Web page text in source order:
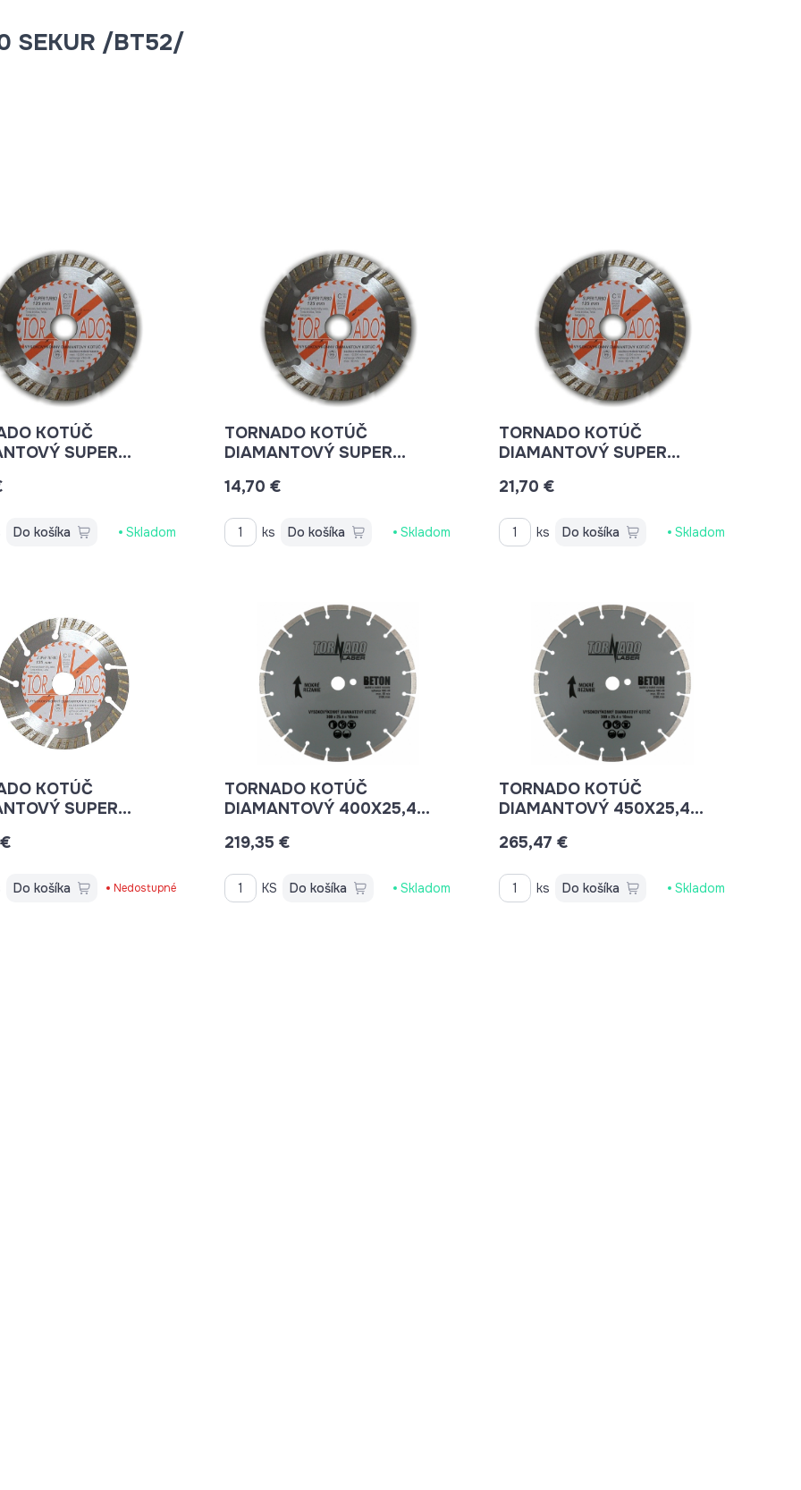
SEKUR /BT52/
KOTÚČ
SUPER
BETON, BETON,
Do košíka Skladom
TORNADO KOTÚČ
DIAMANTOVÝ SUPER
ARMOVANÝ BETON, BETON,
TEHLA
14,70 €
ks Do košíka Skladom
TORNADO KOTÚČ
DIAMANTOVÝ SUPER
ARMOVANÝ BETON, BETON,
TEHLA
21,70 €
ks Do košíka Skladom
KOTÚČ
SUPER
BETON, BETON,
Do košíka Nedostupné
TORNADO KOTÚČ
DIAMANTOVÝ 400X25,4
219,35 €
KS Do košíka Skladom
TORNADO KOTÚČ
DIAMANTOVÝ 450X25,4
265,47 €
ks Do košíka Skladom